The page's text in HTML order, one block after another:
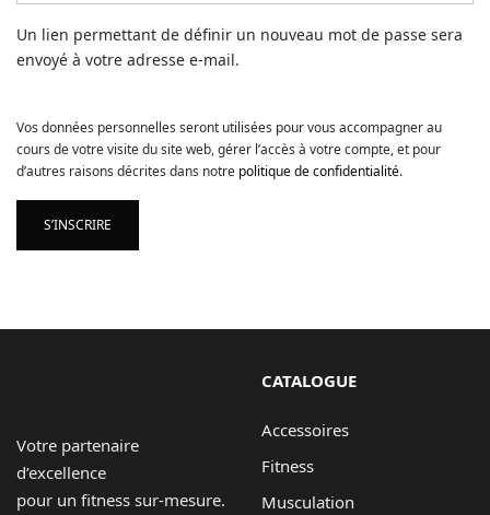
Un lien permettant de définir un nouveau mot de passe sera
envoyé à votre adresse e-mail.
Vos données personnelles seront utilisées pour vous accompagner au
cours de votre visite du site web, gérer l’accès à votre compte, et pour
d’autres raisons décrites dans notre politique de confidentialité.
S’INSCRIRE
Votre partenaire
d’excellence
pour un fitness sur-mesure.
CATALOGUE
Accessoires
Fitness
Musculation